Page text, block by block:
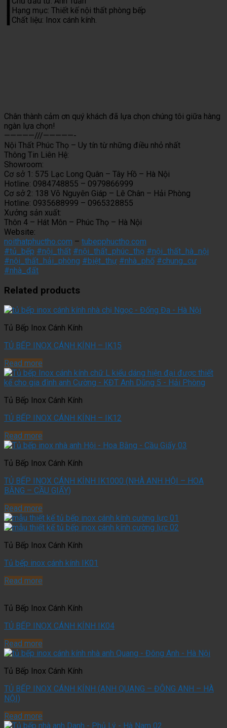
▐ Hạng mục: Thiết kế nội thất phòng bếp
▐ Chất liệu: Inox cánh kính.
Chân thành cảm ơn quý khách đã lựa chọn chúng tôi giữa hàng
ngàn lựa chọn!
—————///—————-
Nội Thất Phúc Thọ – Uy tín từ những điều nhỏ nhất
Thông Tin Liên Hệ:
Showroom:
Cơ sở 1: 575 Lạc Long Quân – Tây Hồ – Hà Nội
Hotline: 0984748855 – 0979866999
Cơ sở 2: 138 Võ Nguyên Giáp – Lê Chân – Hải Phòng
Hotline: 0935688999 – 0965328855
Xưởng sản xuất:
Thôn 4 – Hát Môn – Phúc Thọ – Hà Nội
Website:
noithatphuctho.com – tubepphuctho.com
#tủ_bếp #nội_thất #nội_thất_phúc_thọ #nội_thất_hà_nội
#nội_thất_hải_phòng #biệt_thự #nhà_phố #chung_cư
#nhà_đất
Related products
Tủ Bếp Inox Cánh Kính
TỦ BẾP INOX CÁNH KÍNH – IK15
Read more
Tủ Bếp Inox Cánh Kính
TỦ BẾP INOX CÁNH KÍNH – IK12
Read more
Tủ Bếp Inox Cánh Kính
TỦ BẾP INOX CÁNH KÍNH IK1000 (NHÀ ANH HỘI – HOA
BẰNG – CẦU GIẤY)
Read more
Tủ Bếp Inox Cánh Kính
Tủ bếp inox cánh kính IK01
Read more
Tủ Bếp Inox Cánh Kính
TỦ BẾP INOX CÁNH KÍNH IK04
Read more
Tủ Bếp Inox Cánh Kính
TỦ BẾP INOX CÁNH KÍNH (ANH QUANG – ĐÔNG ANH – HÀ
NỘI)
Read more